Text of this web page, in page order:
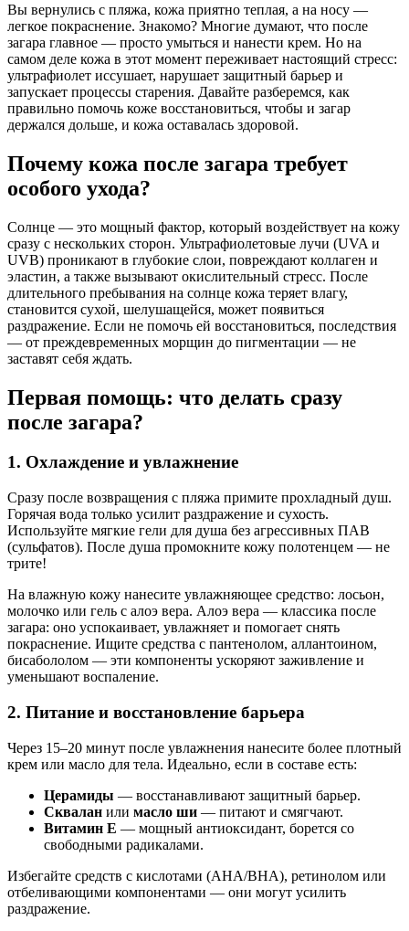
Вы вернулись с пляжа, кожа приятно теплая, а на носу —
легкое покраснение. Знакомо? Многие думают, что после
загара главное — просто умыться и нанести крем. Но на
самом деле кожа в этот момент переживает настоящий стресс:
ультрафиолет иссушает, нарушает защитный барьер и
запускает процессы старения. Давайте разберемся, как
правильно помочь коже восстановиться, чтобы и загар
держался дольше, и кожа оставалась здоровой.
Почему кожа после загара требует
особого ухода?
Солнце — это мощный фактор, который воздействует на кожу
сразу с нескольких сторон. Ультрафиолетовые лучи (UVA и
UVB) проникают в глубокие слои, повреждают коллаген и
эластин, а также вызывают окислительный стресс. После
длительного пребывания на солнце кожа теряет влагу,
становится сухой, шелушащейся, может появиться
раздражение. Если не помочь ей восстановиться, последствия
— от преждевременных морщин до пигментации — не
заставят себя ждать.
Первая помощь: что делать сразу
после загара?
1. Охлаждение и увлажнение
Сразу после возвращения с пляжа примите прохладный душ.
Горячая вода только усилит раздражение и сухость.
Используйте мягкие гели для душа без агрессивных ПАВ
(сульфатов). После душа промокните кожу полотенцем — не
трите!
На влажную кожу нанесите увлажняющее средство: лосьон,
молочко или гель с алоэ вера. Алоэ вера — классика после
загара: оно успокаивает, увлажняет и помогает снять
покраснение. Ищите средства с пантенолом, аллантоином,
бисабололом — эти компоненты ускоряют заживление и
уменьшают воспаление.
2. Питание и восстановление барьера
Через 15–20 минут после увлажнения нанесите более плотный
крем или масло для тела. Идеально, если в составе есть:
Церамиды — восстанавливают защитный барьер.
Сквалан или масло ши — питают и смягчают.
Витамин Е — мощный антиоксидант, борется со
свободными радикалами.
Избегайте средств с кислотами (AHA/BHA), ретинолом или
отбеливающими компонентами — они могут усилить
раздражение.